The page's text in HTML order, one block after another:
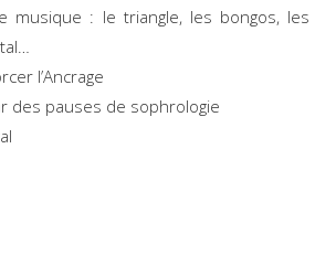
musique : le triangle, les bongos, les
l’Ancrage
des pauses de sophrologie